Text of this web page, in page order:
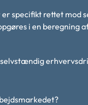
specifikt rettet
i en